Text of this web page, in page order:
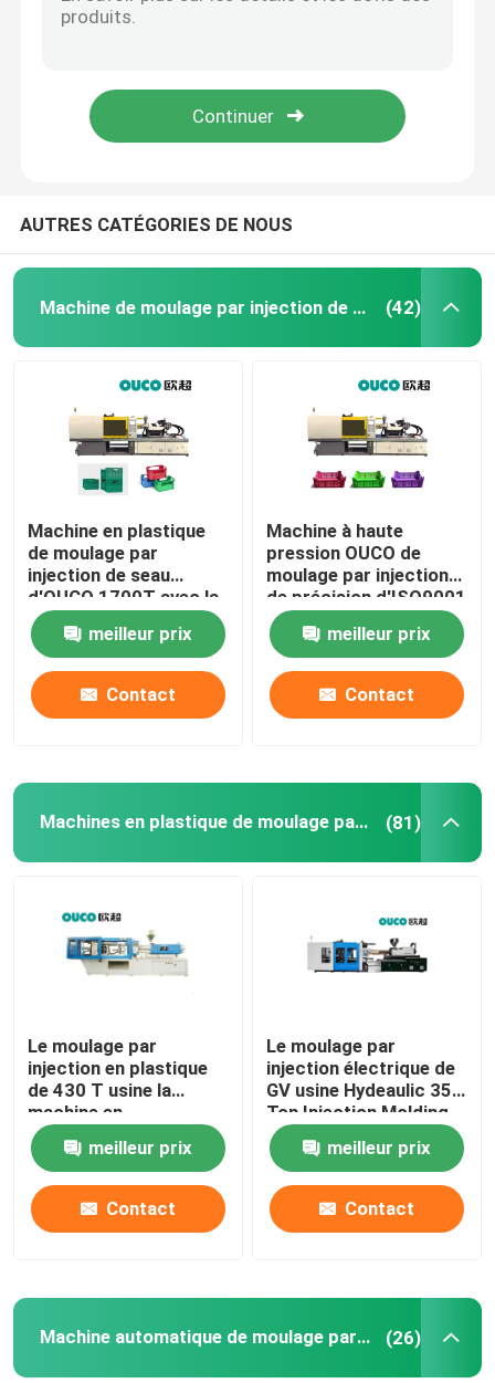
Machine de moulage par injection de haute précision
Machine de moulage par injection de moteur servo
Machine de moulage par injection d'ANIMAL FAMILIER
Machine de moulage par injection de PVC
Mini Injection Molding Machine
Grande machine de moulage par injection
Machine de moulage par injection horizontale
Machine de moulage par injection de baril de vis
Équipement auxiliaire
AUTRES CATÉGORIES DE NOUS
Machine de moulage par injection de seau (42)
Machine en plastique
de moulage par
injection de seau
d'OUCO 1700T avec la
force de fixage forte
meilleur prix
Contact
Machine à haute
pression OUCO de
moulage par injection
de précision d'ISO9001
1900T pour le seau
meilleur prix
Contact
Machines en plastique de moulage par injection (81)
Le moulage par
injection en plastique
de 430 T usine la
machine en
caoutchouc de
moulage par injection
de seau
meilleur prix
Contact
Le moulage par
injection électrique de
GV usine Hydeaulic 350
Ton Injection Molding
Machine
meilleur prix
Contact
Machine automatique de moulage par injection (26)